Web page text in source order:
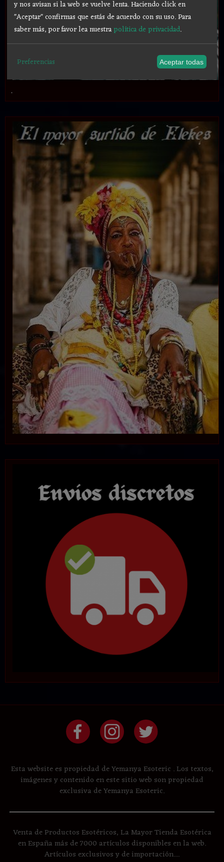
.
Esta website es propiedad de Yemanya Esoteric . Los textos,
imágenes y contenido en este sitio web son propiedad
exclusiva de Yemanya Esoteric.
Venta de Productos Esotéricos, La Mayor Tienda Esotérica
en España más de 7000 artículos disponibles en la web.
Artículos exclusivos y de importación....
y nos avisan si la web se vuelve lenta. Haciendo click en
"Aceptar" confirmas que estás de acuerdo con su uso.Para
saber más, por favor lea nuestrapolítica de privacidad.
Preferencias Aceptar todas